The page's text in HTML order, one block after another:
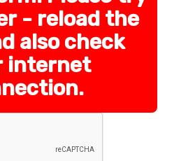
- reload the
also check
internet